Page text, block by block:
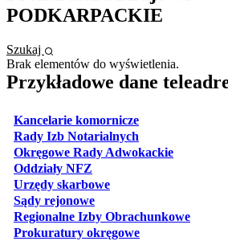
PODKARPACKIE
Szukaj
Brak elementów do wyświetlenia.
Przykładowe dane
Kancelarie komorniczeotwiera się w
Rady Izb Notarialnych
Okręgowe Rady Adwokackieotwiera
Oddziały NFZ
Urzędy skarboweotwiera się w nowej
Sądy rejonoweotwiera się w nowej
Regionalne Izby Obrachunkowe
Prokuratury okręgoweotwiera się w